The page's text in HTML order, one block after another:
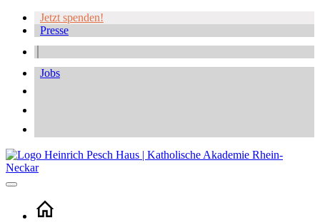
Jetzt spenden!
Presse
Jobs